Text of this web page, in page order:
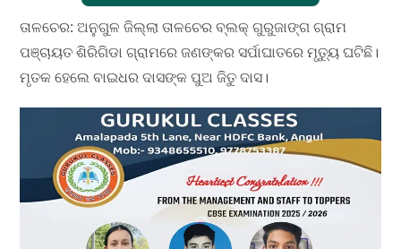
ତାଳଚେର: ଅନୁଗୁଳ ଜିଲ୍ଲା ତାଳଚେର ବ୍ଲକ୍ ଗୁରୁଜାଙ୍ଗ ଗ୍ରାମ
ପଞ୍ଚାୟତ ଶିରିଗିଡା ଗ୍ରାମରେ ଜଣଙ୍କର ସର୍ପାଘାତରେ ମୃତ୍ୟୁ ଘଟିଛି।
ମୃତକ ହେଲେ ବାଇଧର ଦାସଙ୍କ ପୁଅ ଜିତୁ ଦାସ।